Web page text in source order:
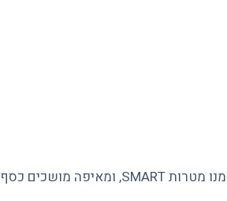
מינוס בהכנסה של 10,000 ₪ לא נסגר בחיסכון שאין לכם, אלא בסדר. פיטר הוד CFP מסביר איך בונים חזון לעשור, גוזרים ממנו מטרות SMART, ומאיפה מושכים כסף